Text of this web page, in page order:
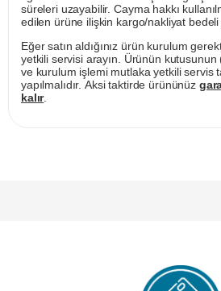
süreleri uzayabilir. Cayma hakkı
edilen ürüne ilişkin kargo/nakliyat bedeli
Eğer satın aldığınız ürün kurulum
yetkili servisi arayın. Ürünün kutusunun
ve kurulum işlemi mutlaka yetkili servis
yapılmalıdır. Aksi taktirde ürününüz
kalır.